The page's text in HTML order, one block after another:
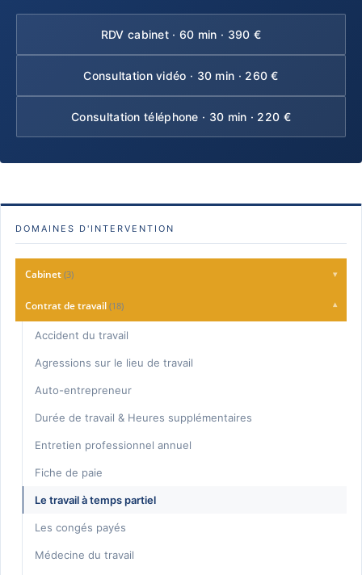
RDV cabinet · 60 min · 390 €
Consultation vidéo · 30 min · 260 €
Consultation téléphone · 30 min · 220 €
DOMAINES D'INTERVENTION
Cabinet (3) ▾
Charte Qualité
Consultation
Honoraires
Contrat de travail (18) ▾
Accident du travail
Agressions sur le lieu de travail
Auto-entrepreneur
Durée de travail & Heures supplémentaires
Entretien professionnel annuel
Fiche de paie
Le travail à temps partiel
Les congés payés
Médecine du travail